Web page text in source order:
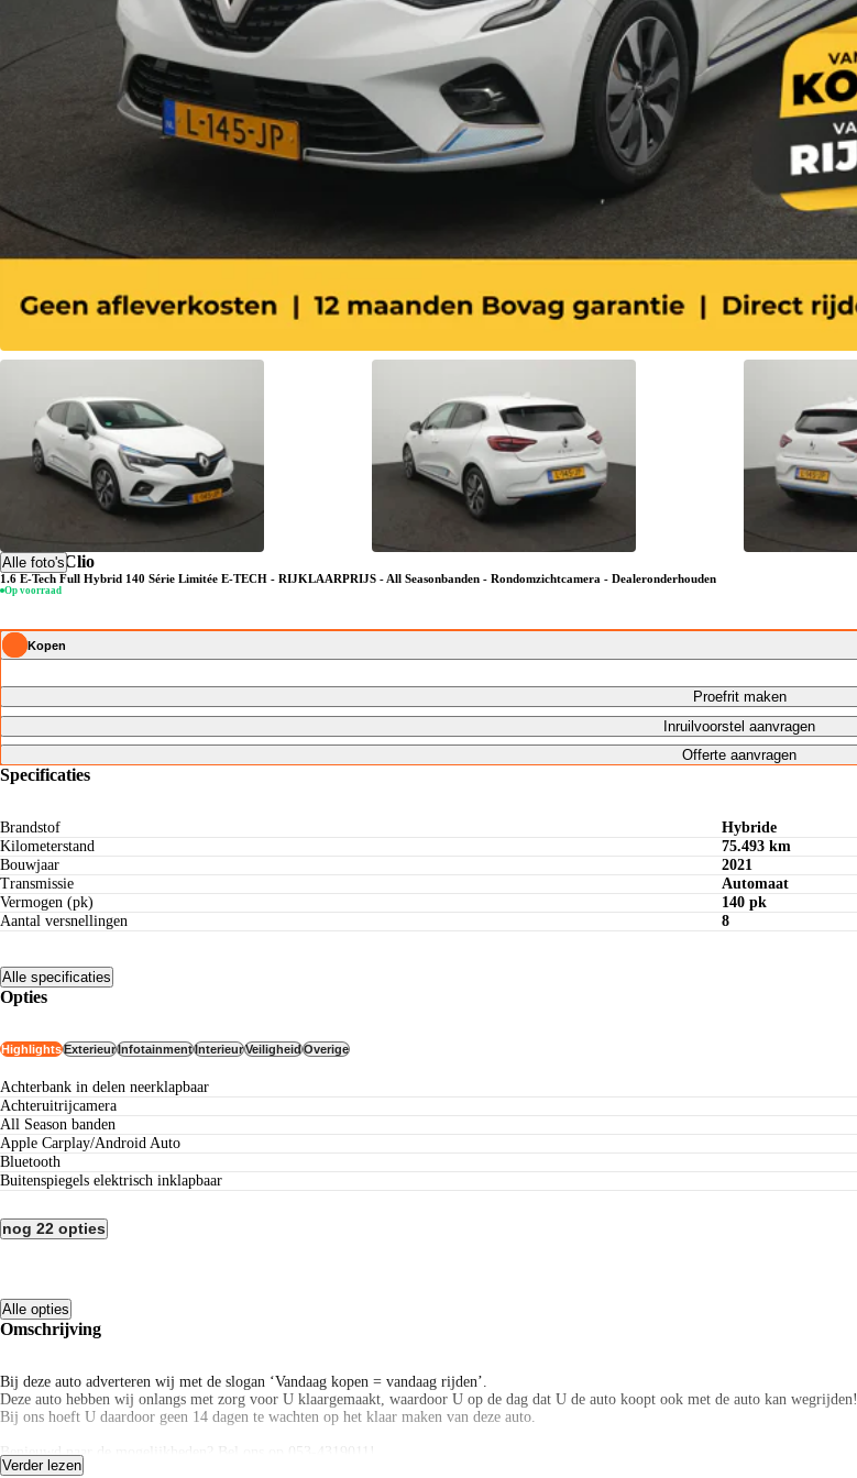
Alle foto's
Renault Clio
1.6 E-Tech Full Hybrid 140 Série Limitée E-TECH - RIJKLAARPRIJS - All Seasonbanden - Rondomzichtcamera - Dealeronderhouden
Op voorraad
Kopen
Proefrit maken
Inruilvoorstel aanvragen
Offerte aanvragen
Specificaties
Brandstof
Hybride
Kilometerstand
75.493 km
Bouwjaar
2021
Transmissie
Automaat
Vermogen (pk)
140 pk
Aantal versnellingen
8
Alle specificaties
Opties
HighlightsExterieurInfotainmentInterieurVeiligheidOverige
Achterbank in delen neerklapbaar
Achteruitrijcamera
All Season banden
Apple Carplay/Android Auto
Bluetooth
Buitenspiegels elektrisch inklapbaar
nog 22 opties
Alle opties
Omschrijving
Bij deze auto adverteren wij met de slogan ‘Vandaag kopen = vandaag rijden’.
Deze auto hebben wij onlangs met zorg voor U klaargemaakt, waardoor U op de dag dat U de auto koopt ook met de auto kan wegrijden!
Bij ons hoeft U daardoor geen 14 dagen te wachten op het klaar maken van deze auto.
Benieuwd naar de mogelijkheden? Bel ons op 053-4319011!
Verder lezen